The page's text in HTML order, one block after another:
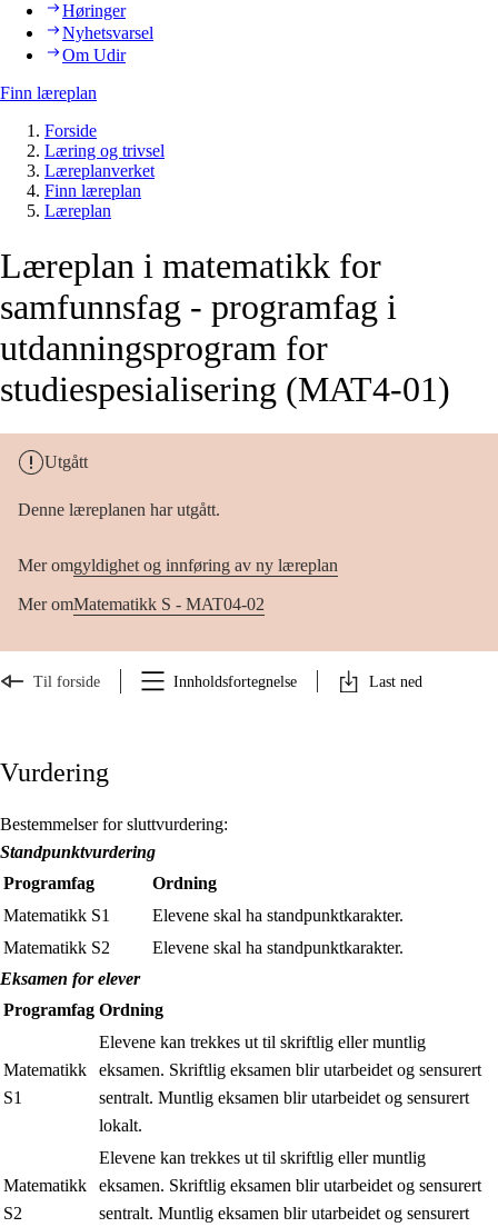
Høringer
Nyhetsvarsel
Om Udir
Finn læreplan
Forside
Læring og trivsel
Læreplanverket
Finn læreplan
Læreplan
Læreplan i matematikk for
samfunnsfag - programfag i
utdanningsprogram for
studiespesialisering (MAT4-01)
Utgått
Denne læreplanen har utgått.
Mer omgyldighet og innføring av ny læreplan
Mer omMatematikk S - MAT04-02
Til forside Innholdsfortegnelse Last ned
Vurdering
Bestemmelser for sluttvurdering:
Standpunktvurdering
Programfag
Ordning
Matematikk S1
Elevene skal ha standpunktkarakter.
Matematikk S2
Elevene skal ha standpunktkarakter.
Eksamen for elever
Programfag Ordning
Matematikk
S1
Elevene kan trekkes ut til skriftlig eller muntlig
eksamen. Skriftlig eksamen blir utarbeidet og sensurert
sentralt. Muntlig eksamen blir utarbeidet og sensurert
lokalt.
Matematikk
S2
Elevene kan trekkes ut til skriftlig eller muntlig
eksamen. Skriftlig eksamen blir utarbeidet og sensurert
sentralt. Muntlig eksamen blir utarbeidet og sensurert